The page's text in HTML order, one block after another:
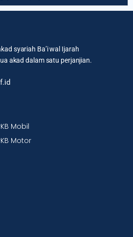
syariah Ba’i wal Ijarah
akad dalam satu perjanjian.
Mobil
Motor